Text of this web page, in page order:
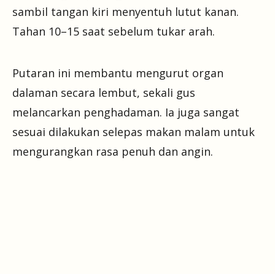
sambil tangan kiri menyentuh lutut kanan.
Tahan 10–15 saat sebelum tukar arah.
Putaran ini membantu mengurut organ
dalaman secara lembut, sekali gus
melancarkan penghadaman. Ia juga sangat
sesuai dilakukan selepas makan malam untuk
mengurangkan rasa penuh dan angin.